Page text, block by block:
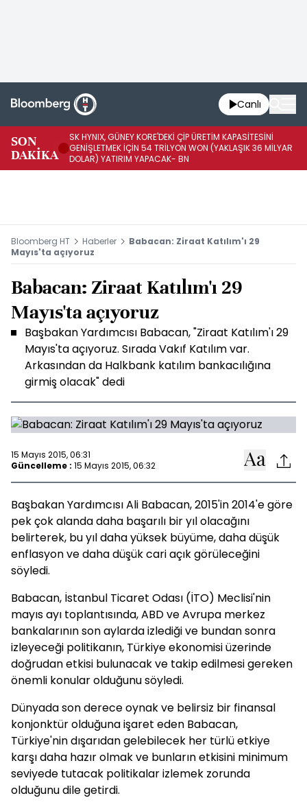
Canlı
SON
DAKİKA
SK HYNIX, GÜNEY KORE'DEKİ ÇİP ÜRETİM KAPASİTESİNİ
GENİŞLETMEK İÇİN 54 TRİLYON WON (YAKLAŞIK 36 MİLYAR
DOLAR) YATIRIM YAPACAK- BN
Bloomberg HT Haberler
Babacan: Ziraat Katılım'ı 29
Mayıs'ta açıyoruz
Babacan: Ziraat Katılım'ı 29
Mayıs'ta açıyoruz
Başbakan Yardımcısı Babacan, "Ziraat Katılım'ı 29
Mayıs'ta açıyoruz. Sırada Vakıf Katılım var.
Arkasından da Halkbank katılım bankacılığına
girmiş olacak" dedi
15 Mayıs 2015, 06:31
Güncelleme : 15 Mayıs 2015, 06:32
Başbakan Yardımcısı Ali Babacan, 2015'in 2014'e göre
pek çok alanda daha başarılı bir yıl olacağını
belirterek, bu yıl daha yüksek büyüme, daha düşük
enflasyon ve daha düşük cari açık görüleceğini
söyledi.
Babacan, İstanbul Ticaret Odası (İTO) Meclisi'nin
mayıs ayı toplantısında, ABD ve Avrupa merkez
bankalarının son aylarda izlediği ve bundan sonra
izleyeceği politikanın, Türkiye ekonomisi üzerinde
doğrudan etkisi bulunacak ve takip edilmesi gereken
önemli konular olduğunu söyledi.
Dünyada son derece oynak ve belirsiz bir finansal
konjonktür olduğuna işaret eden Babacan,
Türkiye'nin dışarıdan gelebilecek her türlü etkiye
karşı daha hazır olmak ve bunların etkisini minimum
seviyede tutacak politikalar izlemek zorunda
olduğunu dile getirdi.